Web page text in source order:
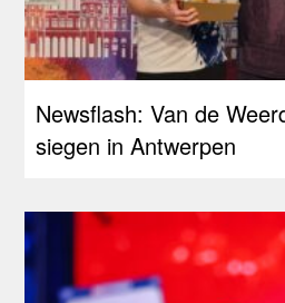
Newsflash: Van de
siegen in Antwerpen